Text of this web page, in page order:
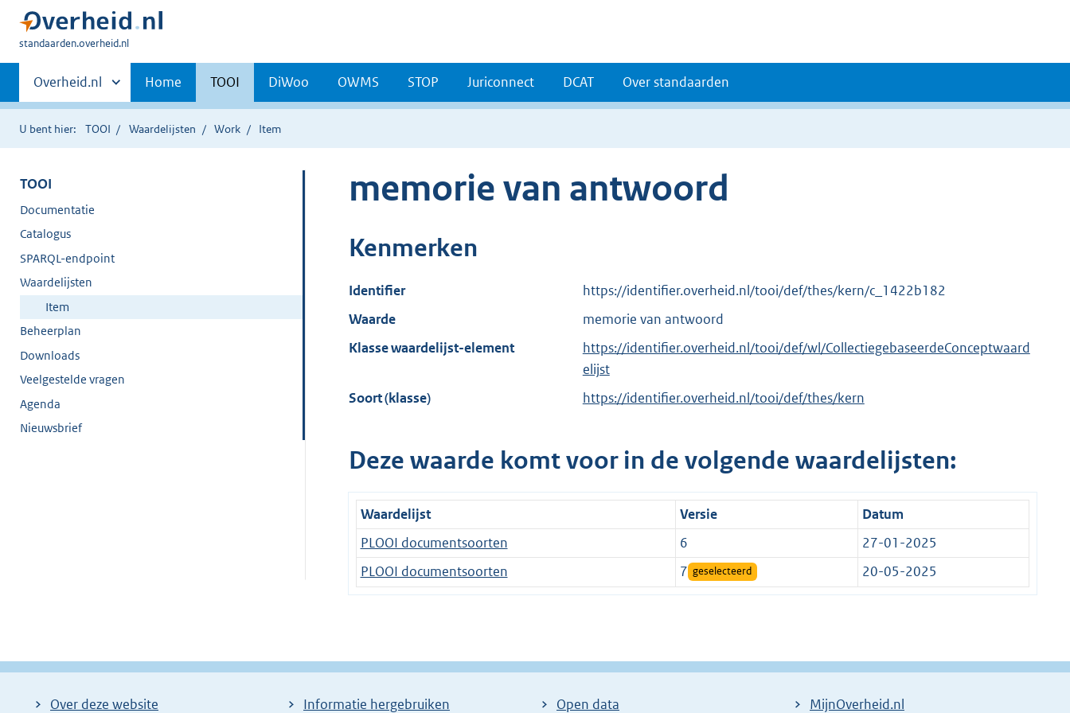
U
hier:
standaarden.overheid.nl
Primaire
navigatie
Andere
sites
binnen
Overheid.nl Home TOOI DiWoo OWMS STOP Juriconnect DCAT Over standaarden
U bent hier: TOOI Waardelijsten Work Item
TOOI
Documentatie
Catalogus
SPARQL-endpoint
Waardelijsten
Item
Beheerplan
Downloads
Veelgestelde vragen
Agenda
Nieuwsbrief
memorie van antwoord
Kenmerken
Identifier
https://identifier.overheid.nl/tooi/def/thes/kern/c_1422b182
Waarde
memorie van antwoord
Klasse waardelijst-element
https://identifier.overheid.nl/tooi/def/wl/CollectiegebaseerdeConceptwaard
elijst
Soort (klasse)
https://identifier.overheid.nl/tooi/def/thes/kern
Deze waarde komt voor in de volgende waardelijsten:
Waardelijst Versie
Datum
PLOOI documentsoorten
6
27-01-2025
PLOOI documentsoorten
7 geselecteerd 20-05-2025
Over deze website Informatie hergebruiken Open data MijnOverheid.nl